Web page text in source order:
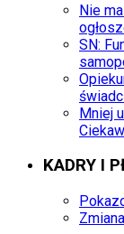
Nie
SN:
Mniej
KADRY I